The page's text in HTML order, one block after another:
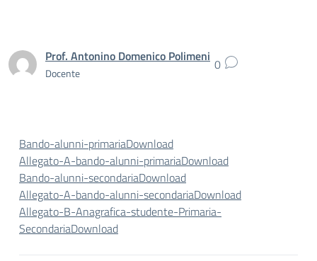
Prof. Antonino Domenico Polimeni
Docente 0
Bando-alunni-primariaDownload
Allegato-A-bando-alunni-primariaDownload
Bando-alunni-secondariaDownload
Allegato-A-bando-alunni-secondariaDownload
Allegato-B-Anagrafica-studente-Primaria-
SecondariaDownload